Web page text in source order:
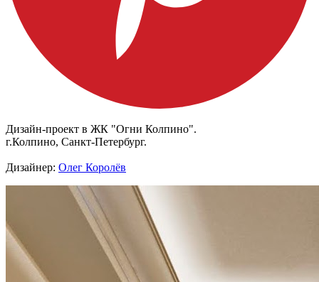
Дизайн-проект в ЖК "Огни Колпино".
г.Колпино, Санкт-Петербург.
Дизайнер: Олег Королёв